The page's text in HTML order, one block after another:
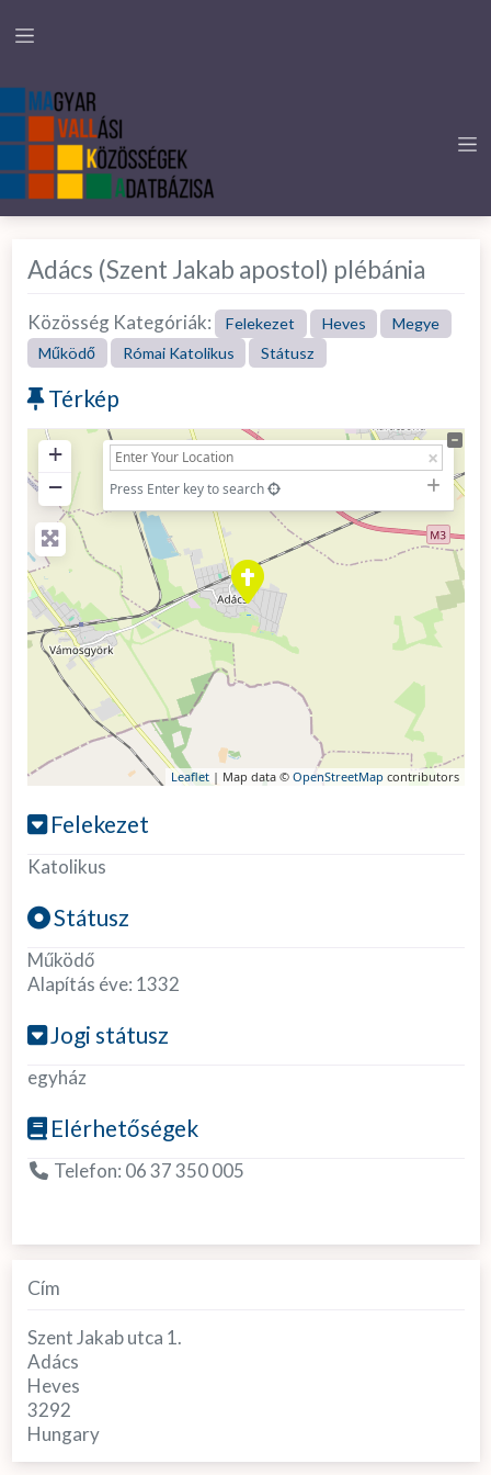
Adács (Szent Jakab apostol) plébánia
Közösség Kategóriák: Felekezet Heves
Megye
Működő
Római Katolikus Státusz
Térkép
+
−
Press Enter key to search
Leaflet| Map data © OpenStreetMap contributors
Felekezet
Katolikus
Státusz
Működő
Alapítás éve: 1332
Jogi státusz
egyház
Elérhetőségek
Telefon: 06 37 350 005
Cím
Szent Jakab utca 1.
Adács
Heves
3292
Hungary